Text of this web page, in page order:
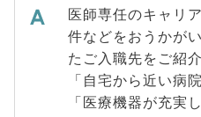
医師専任のキャリ
件などをおうかが
たご入職先をご紹
「自宅から近い病
「医療機器が充実